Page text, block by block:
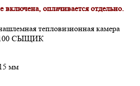
включена, оплачивается отдельно.
тепловизионная камера
СЫЩИК
мм